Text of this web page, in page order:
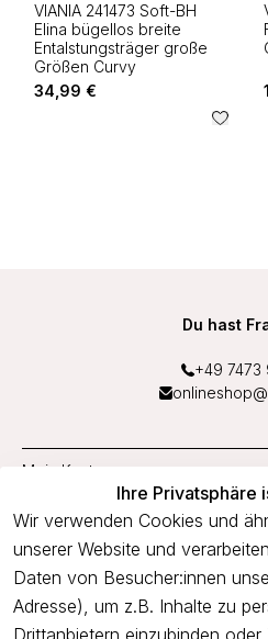
VIANIA 241473 Soft-BH
Elina bügellos breite
Entalstungsträger große
Größen Curvy
34,99 €
Ihre Privatsphäre
Wir verwenden Cookies und
unserer Website und
Daten von Besucher:innen
Adresse), um z.B. Inhalte zu
Drittanbietern einzubinden
Du hast
+49 7473
Mein Konto
Service
Unternehmen